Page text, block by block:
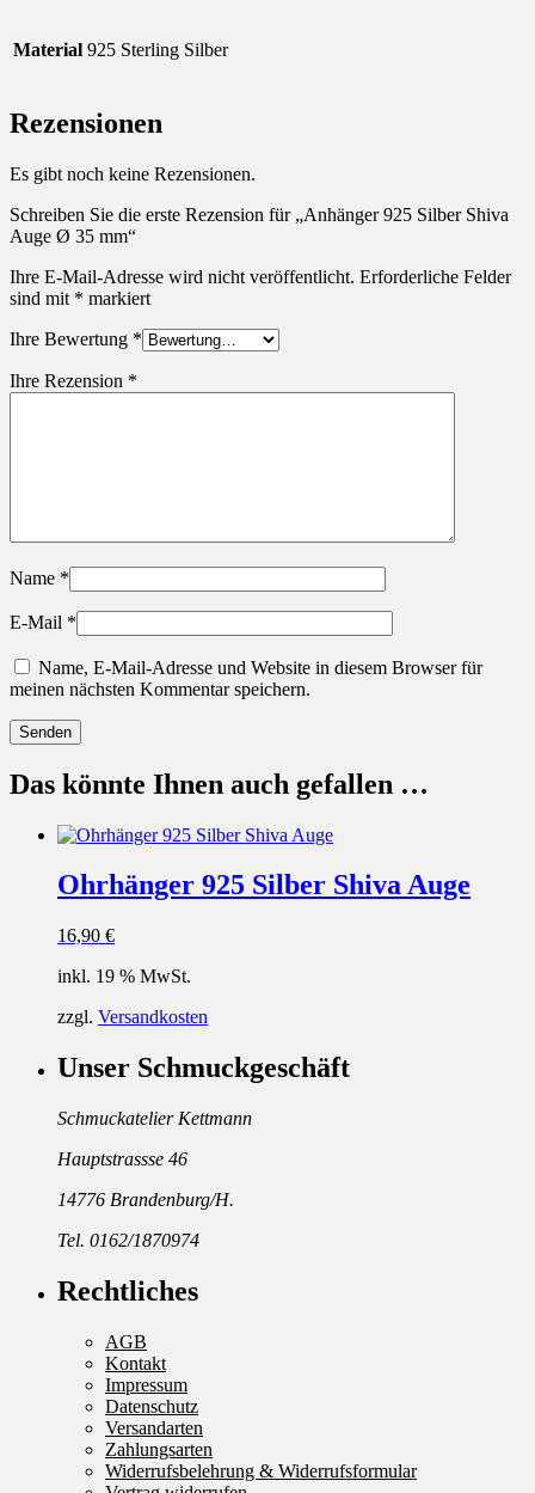
Material 925 Sterling Silber
Rezensionen
Es gibt noch keine Rezensionen.
Schreiben Sie die erste Rezension für „Anhänger 925 Silber Shiva
Auge Ø 35 mm“
Ihre E-Mail-Adresse wird nicht veröffentlicht. Erforderliche Felder
sind mit * markiert
Ihre Bewertung *
Ihre Rezension *
Name *
E-Mail *
Name, E-Mail-Adresse und Website in diesem Browser für
meinen nächsten Kommentar speichern.
Das könnte Ihnen auch gefallen …
Ohrhänger 925 Silber Shiva Auge
16,90 €
inkl. 19 % MwSt.
zzgl. Versandkosten
Unser Schmuckgeschäft
Schmuckatelier Kettmann
Hauptstrassse 46
14776 Brandenburg/H.
Tel. 0162/1870974
Rechtliches
AGB
Kontakt
Impressum
Datenschutz
Versandarten
Zahlungsarten
Widerrufsbelehrung & Widerrufsformular